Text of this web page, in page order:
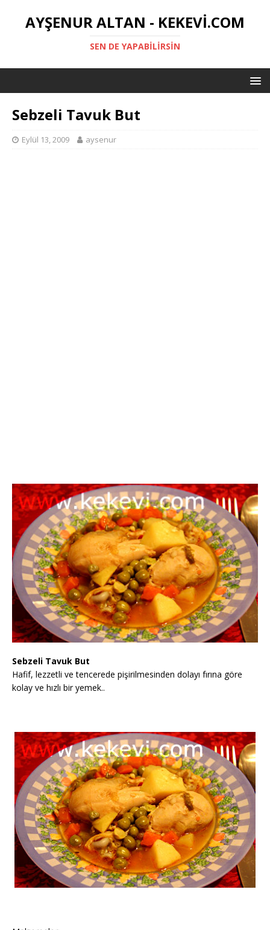
AYŞENUR ALTAN - KEKEVI.COM
SEN DE YAPABILIRSIN
Sebzeli Tavuk But
Eylül 13, 2009 aysenur
Sebzeli Tavuk But
Hafif, lezzetli ve tencerede pişirilmesinden dolayı fırına göre
kolay ve hızlı bir yemek..